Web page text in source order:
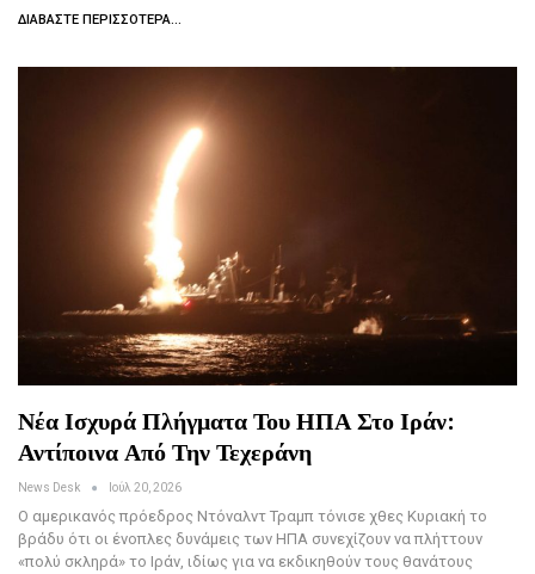
ΔΙΑΒΆΣΤΕ ΠΕΡΙΣΣΌΤΕΡΑ...
Νέα Ισχυρά Πλήγματα Του ΗΠΑ Στο Ιράν:
Αντίποινα Από Την Τεχεράνη
News Desk Ιούλ 20, 2026
Ο αμερικανός πρόεδρος Ντόναλντ Τραμπ τόνισε χθες Κυριακή το
βράδυ ότι οι ένοπλες δυνάμεις των ΗΠΑ συνεχίζουν να πλήττουν
«πολύ σκληρά» το Ιράν, ιδίως για να εκδικηθούν τους θανάτους